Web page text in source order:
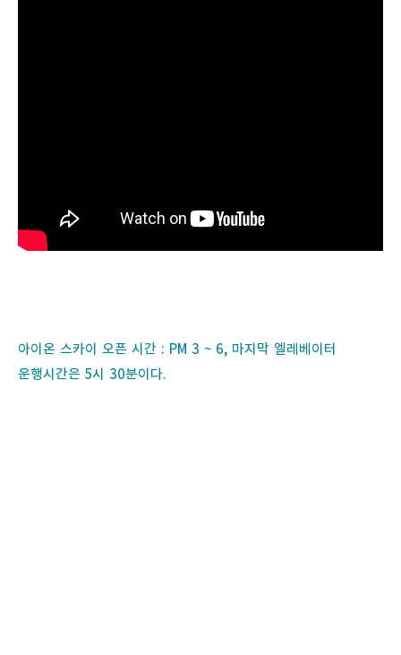
아이온 스카이 오픈 시간 : PM 3 ~ 6, 마지막 엘레베이터
운행시간은 5시 30분이다.